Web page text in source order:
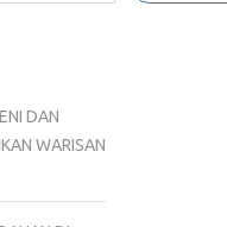
DAN
WARISAN